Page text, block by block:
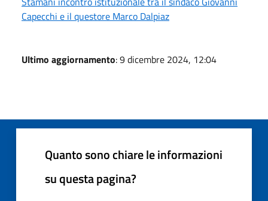
Capecchi e il questore Marco Dalpiaz
Ultimo aggiornamento: 9 dicembre 2024, 12:04
Quanto sono chiare le informazioni
su questa pagina?